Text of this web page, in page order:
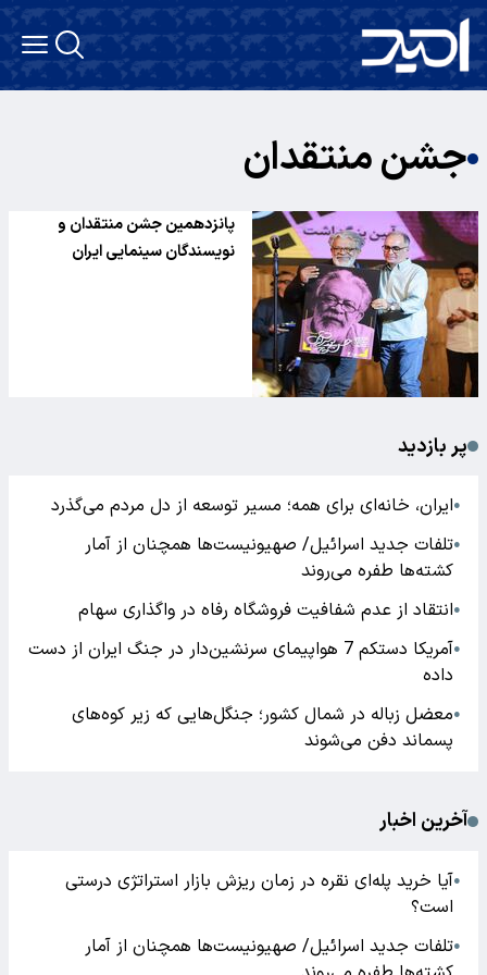
جشن منتقدان
پانزدهمین جشن منتقدان و
نویسندگان سینمایی ایران
پر بازدید
●ایران، خانه‌ای برای همه؛ مسیر توسعه از دل مردم می‌گذرد
●تلفات جدید اسرائیل/ صهیونیست‌ها همچنان از آمار
کشته‌ها طفره می‌روند
●انتقاد از عدم شفافیت فروشگاه رفاه در واگذاری سهام
●
آمریکا دستکم 7 هواپیمای سرنشین‌دار در جنگ ایران از دست
داده
●معضل زباله در شمال کشور؛ جنگل‌هایی که زیر کوه‌های
پسماند دفن می‌شوند
آخرین اخبار
●آیا خرید پله‌ای نقره در زمان ریزش بازار استراتژی درستی
است؟
●تلفات جدید اسرائیل/ صهیونیست‌ها همچنان از آمار